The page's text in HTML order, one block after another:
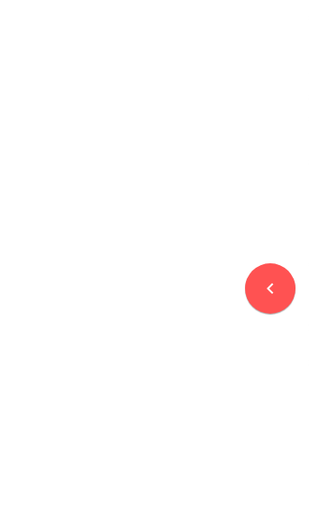
navigate_before